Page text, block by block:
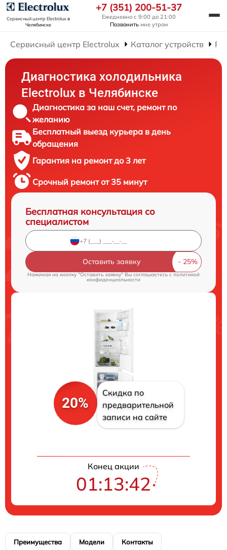
Сервисный центр Electroluxв
Челябинске
+7 (351) 200-51-37
Ежедневно с 9:00 до 21:00
Позвонить мне утром
Сервисный центр Electrolux Каталог устройств
Диагностика холодильника
Electrolux в Челябинске
Диагностика за наш счет, ремонт по
желанию
Бесплатный выезд курьера в день
обращения
Гарантия на ремонт до 3 лет
Срочный ремонт от 35 минут
Бесплатная консультация со
специалистом
Оставить заявку
Нажимая на кнопку "Оставить заявку" Вы соглашаетесь cполитикой
конфиденциальности
20%
Скидка по
предварительной
записи на сайте
Конец акции
01:13:42
Преимущества Модели Контакты